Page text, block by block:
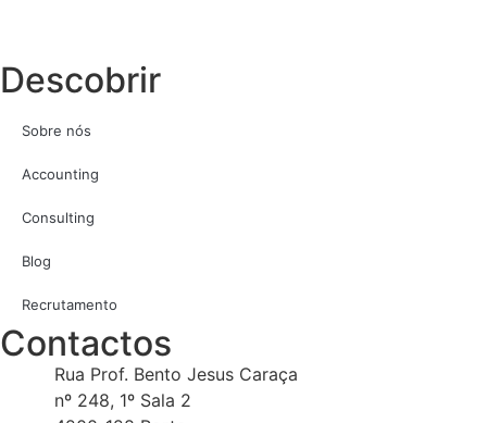
Descobrir
Sobre nós
Accounting
Consulting
Blog
Recrutamento
Contactos
Rua Prof. Bento Jesus Caraça
nº 248, 1º Sala 2